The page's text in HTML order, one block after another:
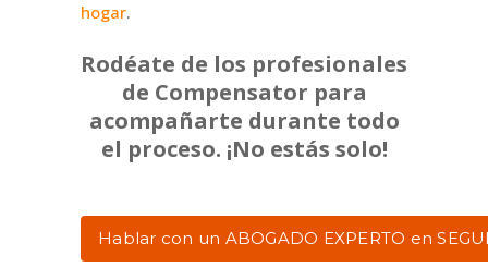
hogar.
Rodéate de los profesionales
de Compensator para
acompañarte durante todo
el proceso. ¡No estás solo!
Hablar con un ABOGADO EXPERTO en